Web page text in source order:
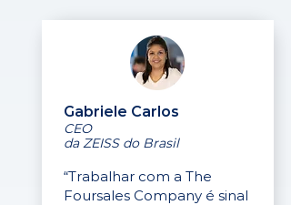
Gabriele Carlos
CEO
da ZEISS do Brasil
“Trabalhar com a The
Foursales Company é sinal